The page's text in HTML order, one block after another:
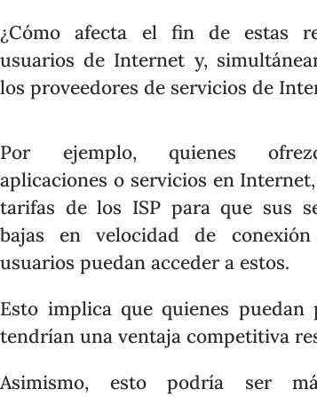
¿Cómo afecta el fin de estas
usuarios de Internet y,
los proveedores de servicios de
Por ejemplo, quienes
aplicaciones o servicios en
tarifas de los ISP para que sus
bajas en velocidad de
usuarios puedan acceder a estos.
Esto implica que quienes puedan
tendrían una ventaja competitiva
Asimismo, esto podría ser